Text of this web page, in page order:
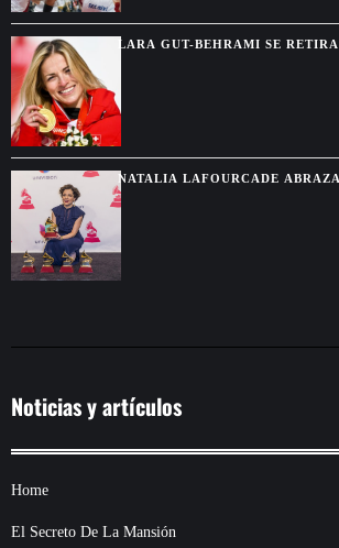
LARA GUT-BEHRAMI SE
NATALIA LAFOURCADE
DESPIDE ‘CANCIONERA’
Noticias y artículos
Home
El Secreto De La Mansión